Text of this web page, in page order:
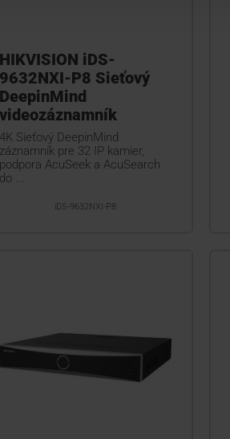
HIKVISION iDS-
9632NXI-P8 Sieťový
DeepinMind
videozáznamník
4K Sieťový DeepinMind
záznamník pre 32 IP kamier,
podpora AcuSeek a AcuSearch
do ...
iDS-9632NXI-P8